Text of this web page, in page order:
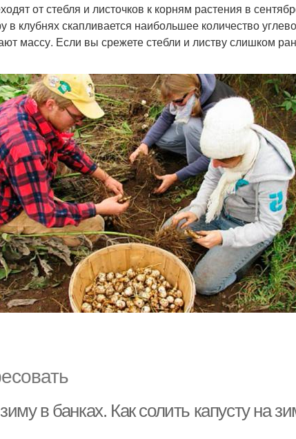
от стебля и листочков к корням растения в
в клубнях скапливается наибольшее количество
массу. Если вы срежете стебли и листву слишком
в банках. Как солить капусту на